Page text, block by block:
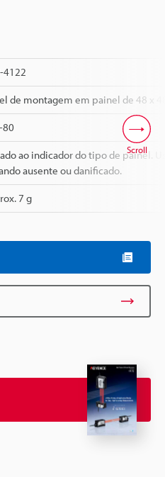
4122
de montagem em painel de 48 x
80
ao indicador do tipo de painel.
ausente ou danificado.
7 g
Scroll